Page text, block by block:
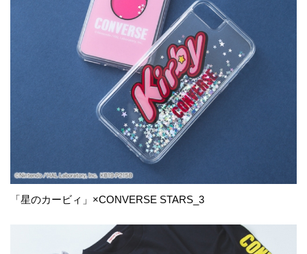
「星のカービィ」×CONVERSE STARS_3